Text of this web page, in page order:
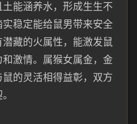
能涵养水，形成生生不
稳定能给鼠男带来安全
藏的火属性，能激发鼠
激情。属猴女属金，金
的灵活相得益彰，双方